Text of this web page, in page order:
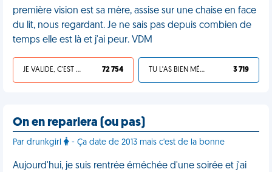
première vision est sa mère, assise sur une chaise en face
du lit, nous regardant. Je ne sais pas depuis combien de
temps elle est là et j'ai peur. VDM
JE VALIDE, C'EST UNE VDM 72 754 TU L'AS BIEN MÉRITÉ 3 719
On en reparlera (ou pas)
Par drunkgirl - Ça date de 2013 mais c'est de la bonne
Aujourd'hui, je suis rentrée éméchée d'une soirée et j'ai